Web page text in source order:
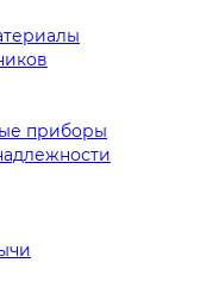
приборы